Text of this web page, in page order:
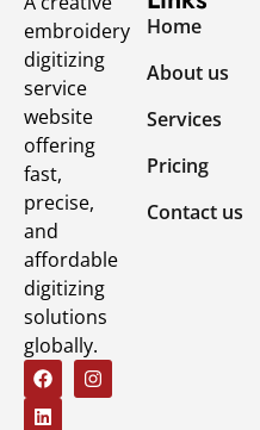
embroidery
digitizing
service
website
offering
fast,
precise,
and
affordable
digitizing
solutions
globally.
Home
About us
Services
Pricing
Contact us